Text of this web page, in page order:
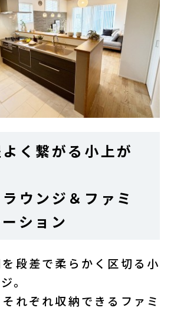
く繋がる小上が
ウンジ＆ファミ
ション
段差で柔らかく区切る小
。
れぞれ収納できるファミ